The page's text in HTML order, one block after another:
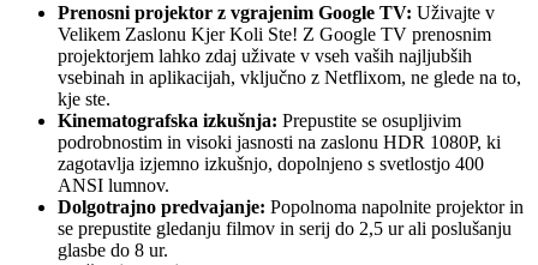
Prenosni projektor z vgrajenim Google TV: Uživajte v
Velikem Zaslonu Kjer Koli Ste! Z Google TV prenosnim
projektorjem lahko zdaj uživate v vseh vaših najljubših
vsebinah in aplikacijah, vključno z Netflixom, ne glede na to,
kje ste.
Kinematografska izkušnja: Prepustite se osupljivim
podrobnostim in visoki jasnosti na zaslonu HDR 1080P, ki
zagotavlja izjemno izkušnjo, dopolnjeno s svetlostjo 400
ANSI lumnov.
Dolgotrajno predvajanje: Popolnoma napolnite projektor in
se prepustite gledanju filmov in serij do 2,5 ur ali poslušanju
glasbe do 8 ur.